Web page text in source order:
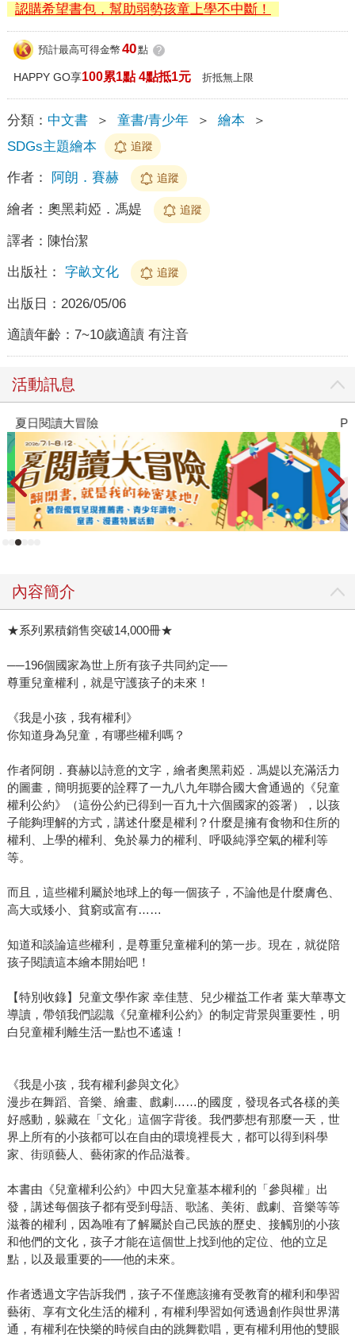
認購希望書包，幫助弱勢孩童上學不中斷！
預計最高可得金幣 40點 ?
HAPPY GO享100累1點 4點抵1元 折抵無上限
分類： 中文書 ＞ 童書/青少年 ＞ 繪本
＞
SDGs主題繪本
追蹤
作者： 阿朗．賽赫 追蹤
繪者： 奧黑莉婭．馮媞 追蹤
譯者： 陳怡潔
出版社： 字畝文化 追蹤
出版日： 2026/05/06
適讀年齡： 7~10歲適讀 有注音
活動訊息
夏日閱讀大冒險
內容簡介
★系列累積銷售突破14,000冊★
──196個國家為世上所有孩子共同約定──
尊重兒童權利，就是守護孩子的未來！
《我是小孩，我有權利》
你知道身為兒童，有哪些權利嗎？
作者阿朗．賽赫以詩意的文字，繪者奧黑莉婭．馮媞以充滿活力
的圖畫，簡明扼要的詮釋了一九八九年聯合國大會通過的《兒童
權利公約》（這份公約已得到一百九十六個國家的簽署），以孩
子能夠理解的方式，講述什麼是權利？什麼是擁有食物和住所的
權利、上學的權利、免於暴力的權利、呼吸純淨空氣的權利等
等。
而且，這些權利屬於地球上的每一個孩子，不論他是什麼膚色、
高大或矮小、貧窮或富有……
知道和談論這些權利，是尊重兒童權利的第一步。現在，就從陪
孩子閱讀這本繪本開始吧！
【特別收錄】兒童文學作家 幸佳慧、兒少權益工作者 葉大華專文
導讀，帶領我們認識《兒童權利公約》的制定背景與重要性，明
白兒童權利離生活一點也不遙遠！
《我是小孩，我有權利參與文化》
漫步在舞蹈、音樂、繪畫、戲劇……的國度，發現各式各樣的美
好感動，躲藏在「文化」這個字背後。我們夢想有那麼一天，世
界上所有的小孩都可以在自由的環境裡長大，都可以得到科學
家、街頭藝人、藝術家的作品滋養。
本書由《兒童權利公約》中四大兒童基本權利的「參與權」出
發，講述每個孩子都有受到母語、歌謠、美術、戲劇、音樂等等
滋養的權利，因為唯有了解屬於自己民族的歷史、接觸別的小孩
和他們的文化，孩子才能在這個世上找到他的定位、他的立足
點，以及最重要的─—他的未來。
作者透過文字告訴我們，孩子不僅應該擁有受教育的權利和學習
藝術、享有文化生活的權利，有權利學習如何透過創作與世界溝
通，有權利在快樂的時候自由的跳舞歡唱，更有權利用他的雙眼